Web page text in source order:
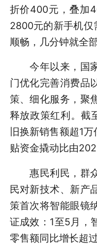
折价400元，叠加
2800元的新手机仅
顺畅，几分钟就全
今年以来，国家
门优化完善消费品
策、细化服务，聚
释放政策红利。截
旧换新销售额超1
贴资金撬动比由
惠民利民，群众
民对新技术、新产
策首次将智能眼镜
证成效：1至5月，
零售额同比增长超过